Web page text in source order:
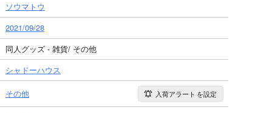
ソウマトウ
2021/09/28
同人グッズ - 雑貨/ その他
シャドーハウス
その他 入荷アラート を設定